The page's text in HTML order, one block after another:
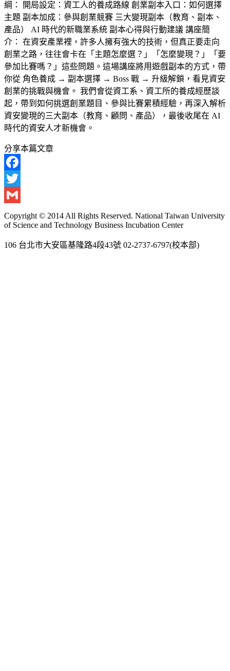
綱： 開局設定：資工人的養成路線 創業副本入口：如何選擇
主題 副本加成：參與創業競賽 三大變現副本（教育、副本、
產品） AI 時代的新職業系統 副本心得與行動建議 講座簡
介： 在資安產業裡，許多人擁有強大的技術，但真正要走向
創業之路，往往會卡在「主題怎麼選？」「怎麼變現？」「要
參加比賽嗎？」這些問題。這場講座將用遊戲副本的方式，帶
你從 角色養成 → 副本選擇 → Boss 戰 → 升級解鎖，看見資安
創業的挑戰與機會。 我們會從資工系、資工所的養成經歷談
起，帶到如何挑選創業題目、參與比賽累積經驗，再深入解析
資安變現的三大副本（教育、顧問、產品），最後收尾在 AI
時代的資安人才新機會。
分享本篇文章
Facebook
Twitter
Gmail
Copyright © 2014 All Rights Reserved. National Taiwan University
of Science and Technology Business Incubation Center
106 台北市大安區基隆路4段43號 02-2737-6797(校本部)